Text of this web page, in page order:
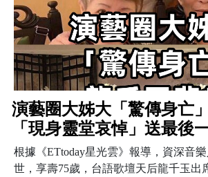
演藝圈大姊大「驚傳身亡
「現身靈堂哀悼」送最後
根據《ETtoday星光雲》報導，資深音
世，享壽75歲，台語歌壇天后龍千玉出